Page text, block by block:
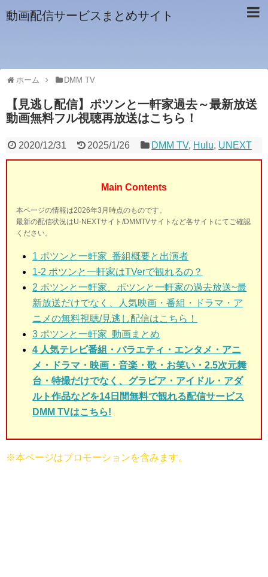
動画配信サービスまとめサイト
ホーム DMM TV
【見逃し配信】ポツンと一軒家過去～最新放送
動画無料フル視聴再放送はこちら！
2020/12/31 2025/1/26 DMM TV, Hulu, UNEXT
Main Contents
本ページの情報は2026年3月時点のものです。
最新の配信状況はU-NEXTサイト/DMMTVサイトなど各サイトにてご確認
ください。
1 ポツンと一軒家 番組概要と出演者
1-2 ポツンと一軒家はTVerで観れるの？
2 ポツンと一軒家、ポツンと一軒家の過去放送~最
新放送だけでなく、人気映画・番組・ドラマ・ア
ニメの無料視聴/見逃し配信はこちら！
3 ポツンと一軒家 動画まとめ
4 人気テレビ番組・バラエティ・エンタメ・アニ
メ・ドラマ・映画・音楽・歌・お笑い・2.5次元舞
台・特撮だけでなく、グラビア・アイドル・アダ
ルト作品などを14日間無料で観れる配信サービス
DMM TVはこちら!
※本ページはプロモーションを含みます。